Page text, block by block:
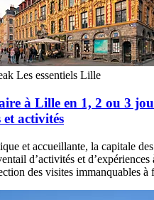
Les essentiels Lille
à Lille en 1, 2 ou 3
et activités
et accueillante, la capitale
d’activités et
des visites immanquables